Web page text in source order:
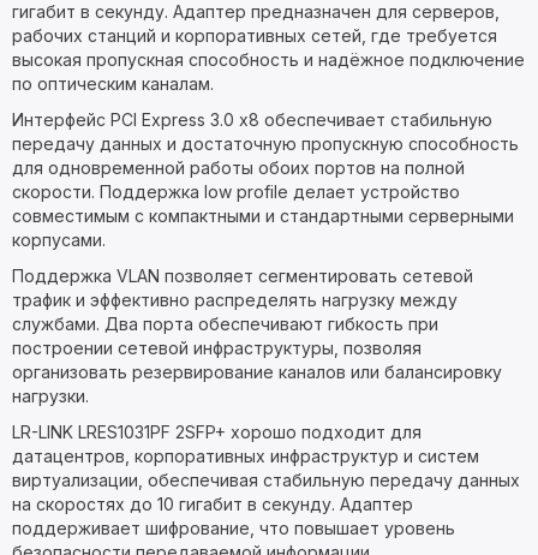
гигабит в секунду. Адаптер предназначен для серверов,
рабочих станций и корпоративных сетей, где требуется
высокая пропускная способность и надёжное подключение
по оптическим каналам.
Интерфейс PCI Express 3.0 x8 обеспечивает стабильную
передачу данных и достаточную пропускную способность
для одновременной работы обоих портов на полной
скорости. Поддержка low profile делает устройство
совместимым с компактными и стандартными серверными
корпусами.
Поддержка VLAN позволяет сегментировать сетевой
трафик и эффективно распределять нагрузку между
службами. Два порта обеспечивают гибкость при
построении сетевой инфраструктуры, позволяя
организовать резервирование каналов или балансировку
нагрузки.
LR-LINK LRES1031PF 2SFP+ хорошо подходит для
датацентров, корпоративных инфраструктур и систем
виртуализации, обеспечивая стабильную передачу данных
на скоростях до 10 гигабит в секунду. Адаптер
поддерживает шифрование, что повышает уровень